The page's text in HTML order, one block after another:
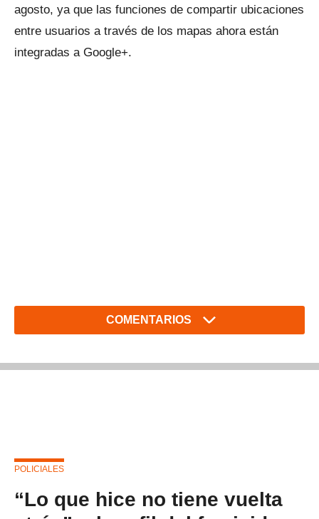
agosto, ya que las funciones de compartir ubicaciones
entre usuarios a través de los mapas ahora están
integradas a Google+.
COMENTARIOS